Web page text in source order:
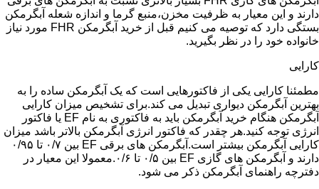
دارند و این معیار به ظرفیت مخزن،منبع گرما و اندازه شعله آبگرمکن
بستگی دارد که توصیه می کنیم قبل از خرید آبگرمکن FHR مورد نیاز
خانواده خود را در نظر بگیرید.
کارایی
مطمئنا کارایی یکی از فاکتورهایی است که یک آبگرمکن ساده را به
بهترین آبگرمکن دیواری تبدیل می کند.برای تشخیص میزان کارایی
آبگرمکن هنگام خرید آبگرمکن باید به فاکتوری به نام EF یا فاکتور
انرژی توجه کنید.هر چقدر که فاکتور انرژی آبگرمکن بالاتر باشد میزان
کارایی آبگرمکن بیشتر است.آبگرمکن های برقی EF بین ۰/۷ تا ۰/۹۵
دارند و آبگرمکن های گازی EF بین ۰/۵ تا ۰/۶.معمولا این معیار در
دفترچه راهنمای آبگرمکن ذکر می شود.